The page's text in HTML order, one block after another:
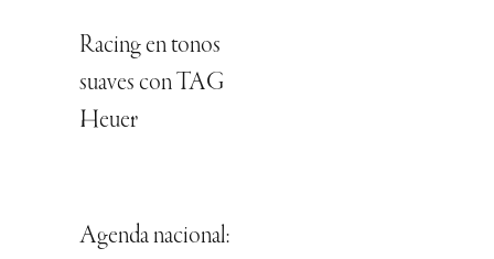
Racing en tonos
suaves con TAG
Heuer
Agenda nacional: